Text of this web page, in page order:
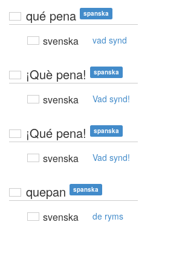
qué pena spanska
svenska vad synd
¡Què pena! spanska
svenska Vad synd!
¡Qué pena! spanska
svenska Vad synd!
quepan spanska
svenska de ryms